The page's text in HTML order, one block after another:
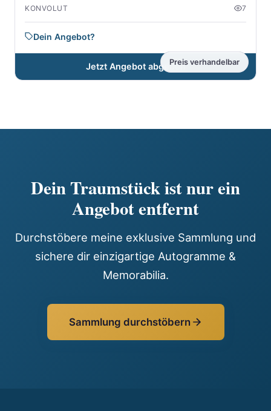
Preis verhandelbar
KONVOLUT 7
Dein Angebot?
Jetzt Angebot abgeben
Dein Traumstück ist nur ein
Angebot entfernt
Durchstöbere meine exklusive Sammlung und
sichere dir einzigartige Autogramme &
Memorabilia.
Sammlung durchstöbern